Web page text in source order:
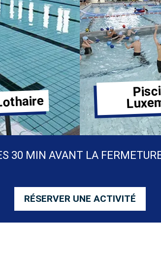
30 MIN AVANT LA
RÉSERVER UNE ACTIVITÉ